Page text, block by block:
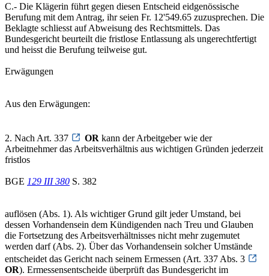
C.- Die Klägerin führt gegen diesen Entscheid eidgenössische
Berufung mit dem Antrag, ihr seien Fr. 12'549.65 zuzusprechen. Die
Beklagte schliesst auf Abweisung des Rechtsmittels. Das
Bundesgericht beurteilt die fristlose Entlassung als ungerechtfertigt
und heisst die Berufung teilweise gut.
Erwägungen
Aus den Erwägungen:
2. Nach Art. 337 OR kann der Arbeitgeber wie der
Arbeitnehmer das Arbeitsverhältnis aus wichtigen Gründen jederzeit
fristlos
BGE 129 III 380 S. 382
auflösen (Abs. 1). Als wichtiger Grund gilt jeder Umstand, bei
dessen Vorhandensein dem Kündigenden nach Treu und Glauben
die Fortsetzung des Arbeitsverhältnisses nicht mehr zugemutet
werden darf (Abs. 2). Über das Vorhandensein solcher Umstände
entscheidet das Gericht nach seinem Ermessen (Art. 337 Abs. 3
OR). Ermessensentscheide überprüft das Bundesgericht im